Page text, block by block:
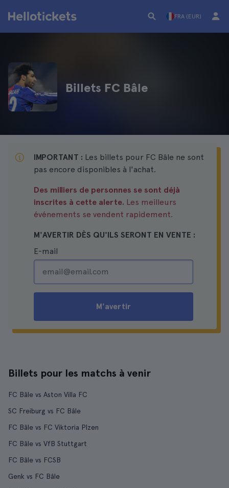
FRA (EUR)
Billets FC Bâle
IMPORTANT : Les billets pour FC Bâle ne sont
pas encore disponibles à l'achat.
Des milliers de personnes se sont déjà
inscrites à cette alerte. Les meilleurs
événements se vendent rapidement.
M'AVERTIR DÈS QU'ILS SERONT EN VENTE :
E-mail
M'avertir
Billets pour les matchs à venir
FC Bâle vs Aston Villa FC
SC Freiburg vs FC Bâle
FC Bâle vs FC Viktoria Plzen
FC Bâle vs VfB Stuttgart
FC Bâle vs FCSB
Genk vs FC Bâle